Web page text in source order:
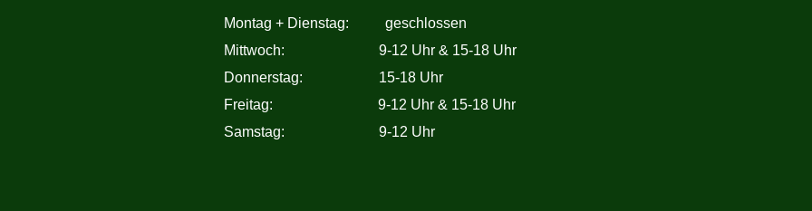
Montag + Dienstag: geschlossen
Mittwoch: 9-12 Uhr & 15-18 Uhr
Donnerstag: 15-18 Uhr
Freitag: 9-12 Uhr & 15-18 Uhr
Samstag: 9-12 Uhr